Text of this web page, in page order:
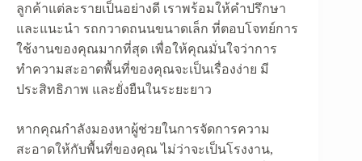
ลูกค้าแต่ละรายเป็นอย่างดี เราพร้อมให้คำปรึกษา
และแนะนำ รถกวาดถนนขนาดเล็ก ที่ตอบโจทย์การ
ใช้งานของคุณมากที่สุด เพื่อให้คุณมั่นใจว่าการ
ทำความสะอาดพื้นที่ของคุณจะเป็นเรื่องง่าย มี
ประสิทธิภาพ และยั่งยืนในระยะยาว
หากคุณกำลังมองหาผู้ช่วยในการจัดการความ
สะอาดให้กับพื้นที่ของคุณ ไม่ว่าจะเป็นโรงงาน,